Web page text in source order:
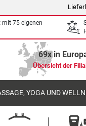
mit 75 eigenen
69x in
Übersicht der
YOGA UND